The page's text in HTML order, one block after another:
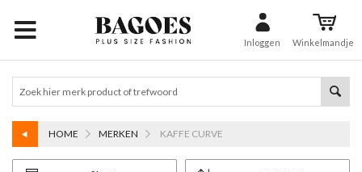
Inloggen Winkelmandje
HOME MERKEN KAFFE CURVE